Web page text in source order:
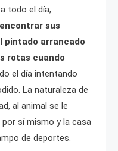
todo el día,
sus
pintado arrancado
rotas cuando
el día intentando
La naturaleza de
al animal se le
sí mismo y la casa
de deportes.